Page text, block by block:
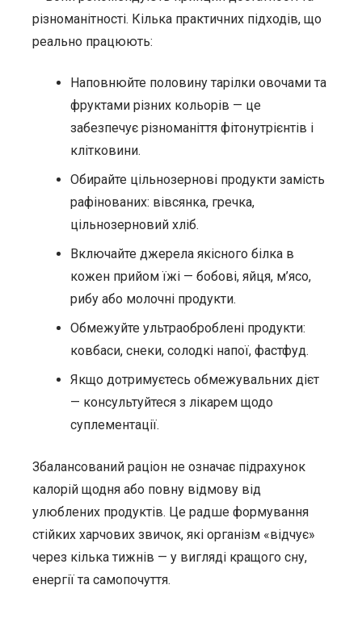
різноманітності. Кілька практичних підходів, що
реально працюють:
Наповнюйте половину тарілки овочами та
фруктами різних кольорів — це
забезпечує різноманіття фітонутрієнтів і
клітковини.
Обирайте цільнозернові продукти замість
рафінованих: вівсянка, гречка,
цільнозерновий хліб.
Включайте джерела якісного білка в
кожен прийом їжі — бобові, яйця, м’ясо,
рибу або молочні продукти.
Обмежуйте ультраоброблені продукти:
ковбаси, снеки, солодкі напої, фастфуд.
Якщо дотримуєтесь обмежувальних дієт
— консультуйтеся з лікарем щодо
суплементації.
Збалансований раціон не означає підрахунок
калорій щодня або повну відмову від
улюблених продуктів. Це радше формування
стійких харчових звичок, які організм «відчує»
через кілька тижнів — у вигляді кращого сну,
енергії та самопочуття.